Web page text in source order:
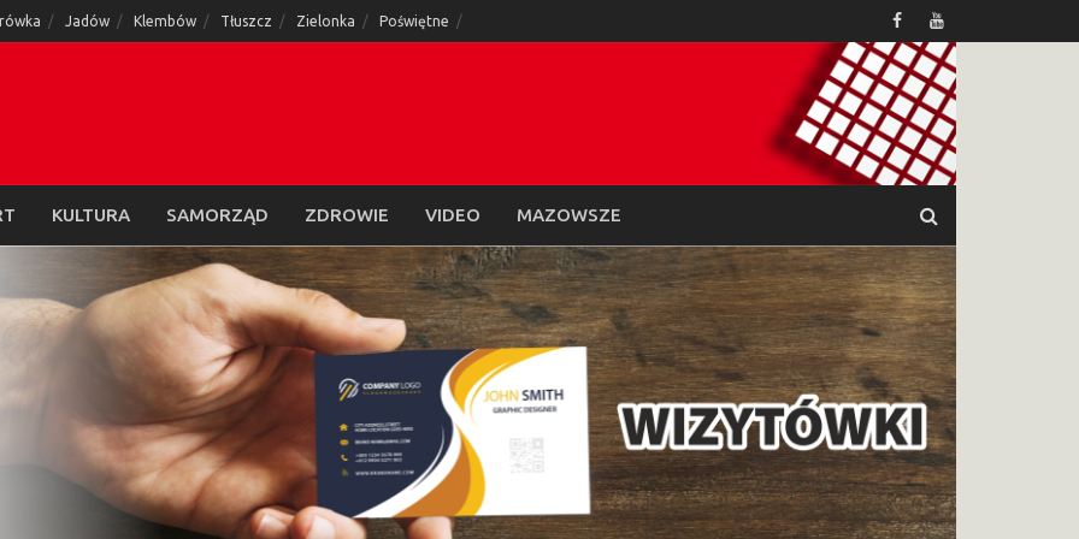
Jadów Klembów Tłuszcz Zielonka Poświętne
KULTURA SAMORZĄD ZDROWIE VIDEO MAZOWSZE